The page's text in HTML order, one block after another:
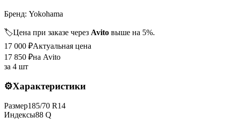
Бренд: Yokohama
🏷️Цена при заказе через Avito выше на 5%.
17 000 ₽Актуальная цена
17 850 ₽на Avito
за 4 шт
⚙️Характеристики
Размер185/70 R14
Индексы88 Q